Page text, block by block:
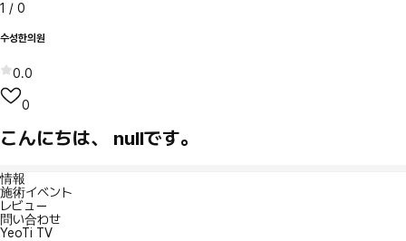
1 / 0
수성한의원
0.0
0
こんにちは、 nullです。
情報
施術イベント
レビュー
問い合わせ
YeoTi TV